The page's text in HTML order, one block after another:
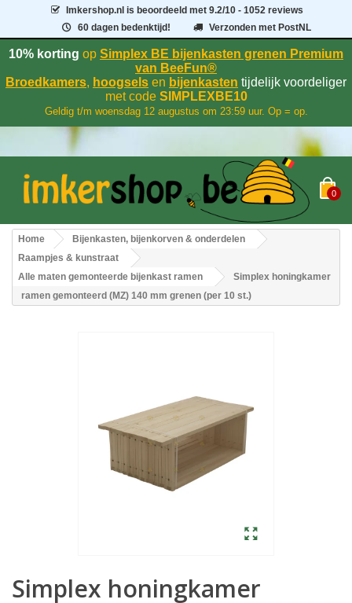
Imkershop.nl is beoordeeld met9.2/10 - 1052 reviews
60 dagen bedenktijd!
Verzonden met PostNL
10% korting op Simplex BE bijenkasten grenen Premium
van BeeFun®
Broedkamers, hoogsels en bijenkasten tijdelijk voordeliger
met codeSIMPLEXBE10
Geldig t/m woensdag 12 augustus om 23:59 uur. Op = op.
0
Home
Bijenkasten, bijenkorven & onderdelen
Raampjes & kunstraat
Alle maten gemonteerde bijenkast ramen
Simplex honingkamer
ramen gemonteerd (MZ) 140 mm grenen (per 10 st.)
Simplex honingkamer